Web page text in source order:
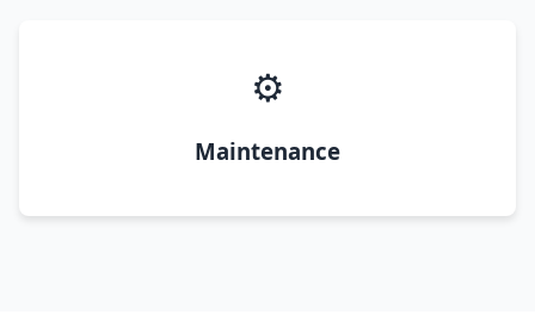
⚙️
Maintenance